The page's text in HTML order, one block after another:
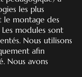
les plus
le montage des
modules sont
Nous utilisons
afin
Nous avons